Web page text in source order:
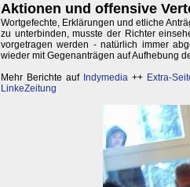
Aktionen und offensive
Wortgefechte, Erklärungen und etliche
zu unterbinden, musste der Richter
vorgetragen werden - natürlich immer
wieder mit Gegenanträgen auf Aufhebung
Mehr Berichte auf Indymedia ++ Extra-
LinkeZeitung